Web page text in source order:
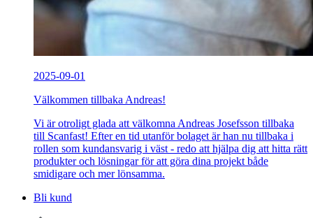
2025-09-01
Välkommen tillbaka Andreas!
Vi är otroligt glada att välkomna Andreas Josefsson tillbaka
till Scanfast! Efter en tid utanför bolaget är han nu tillbaka i
rollen som kundansvarig i väst - redo att hjälpa dig att hitta rätt
produkter och lösningar för att göra dina projekt både
smidigare och mer lönsamma.
Bli kund